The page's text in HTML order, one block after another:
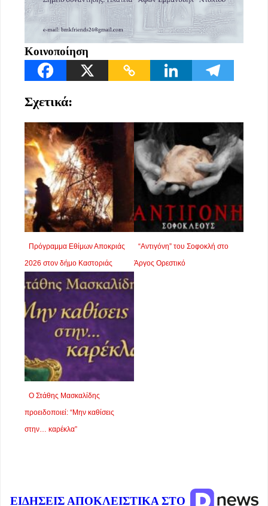
Κοινοποίηση
Σχετικά:
Πρόγραμμα Εθίμων Αποκριάς
2026 στον δήμο Καστοριάς
“Αντιγόνη” του Σοφοκλή στο
Άργος Ορεστικό
Ο Στάθης Μασκαλίδης
προειδοποιεί: “Μην καθίσεις
στην… καρέκλα”
ΕΙΔΗΣΕΙΣ ΑΠΟΚΛΕΙΣΤΙΚΑ ΣΤΟ